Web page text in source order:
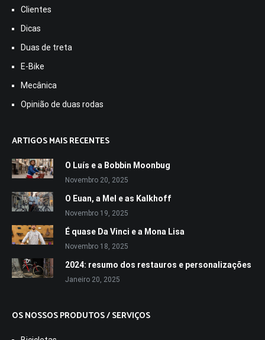
Clientes
Dicas
Duas de treta
E-Bike
Mecânica
Opinião de duas rodas
ARTIGOS MAIS RECENTES
O Luís e a Bobbin Moonbug
Novembro 20, 2025
O Euan, a Mel e as Kalkhoff
Novembro 19, 2025
É quase Da Vinci e a Mona Lisa
Novembro 18, 2025
2024: resumo dos restauros e personalizações
Janeiro 20, 2025
OS NOSSOS PRODUTOS / SERVIÇOS